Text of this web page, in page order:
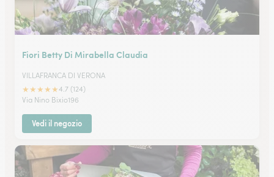
Fiori Betty Di Mirabella Claudia
VILLAFRANCA DI VERONA
★★★★★4.7 (124)
Via Nino Bixio196
Vedi il negozio